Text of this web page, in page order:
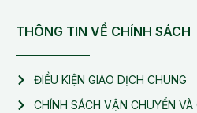
THÔNG TIN VỀ CHÍNH SÁCH
ĐIỀU KIỆN GIAO DỊCH CHUNG
CHÍNH SÁCH VẬN CHUYỂN VÀ